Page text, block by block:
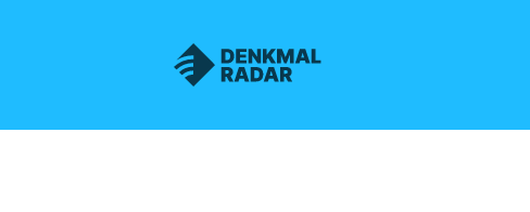
Denkmalnetz Sachsen